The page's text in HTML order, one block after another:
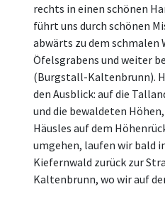
rechts in einen schönen
führt uns durch schönen
abwärts zu dem schmalen
Öfelsgrabens und weiter
(Burgstall-Kaltenbrunn).
den Ausblick: auf die
und die bewaldeten
Häusles auf dem
umgehen, laufen wir bald
Kiefernwald zurück zur
Kaltenbrunn, wo wir auf